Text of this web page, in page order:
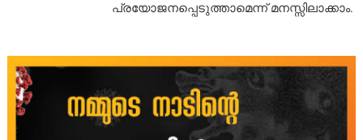
പ്രയോജനപ്പെടുത്താമെന്ന് മനസ്സിലാക്കാം.